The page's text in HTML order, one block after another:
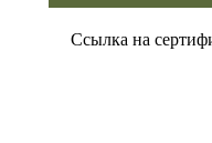
Ссылка на